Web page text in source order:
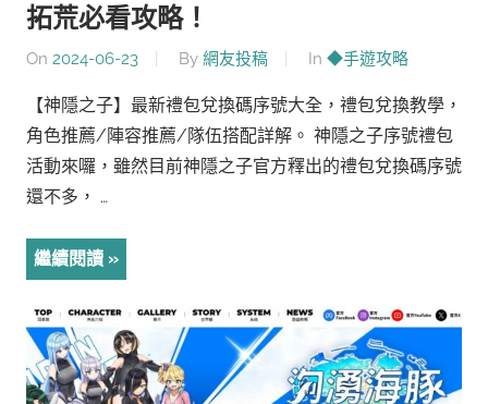
拓荒必看攻略！
On 2024-06-23 By 網友投稿 In ◆手遊攻略
【神隱之子】最新禮包兌換碼序號大全，禮包兌換教學，
角色推薦/陣容推薦/隊伍搭配詳解。 神隱之子序號禮包
活動來囉，雖然目前神隱之子官方釋出的禮包兌換碼序號
還不多， …
繼續閱讀